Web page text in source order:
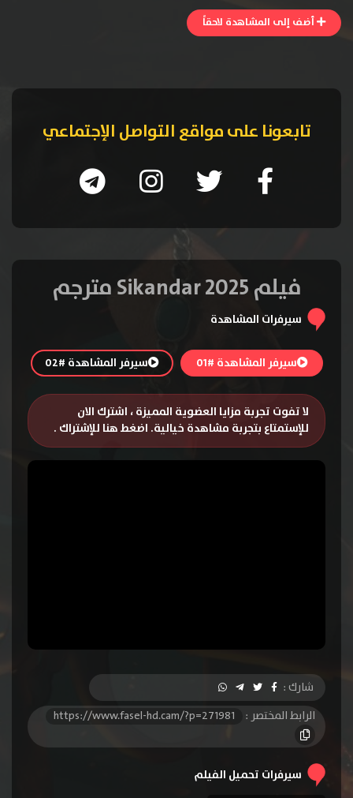
أضف إلى المشاهدة لاحقاً
تابعونا على مواقع التواصل الإجتماعي
فيلم Sikandar 2025 مترجم
سيرفرات المشاهدة
سيرفر المشاهدة #01 سيرفر المشاهدة #02
لا تفوت تجربة مزايا العضوية المميزة ، اشترك الان
للإستمتاع بتجربة مشاهدة خيالية. اضغط هنا للإشتراك .
شارك :
الرابط المختصر :
https://www.fasel-hd.cam/?p=271981
سيرفرات تحميل الفيلم